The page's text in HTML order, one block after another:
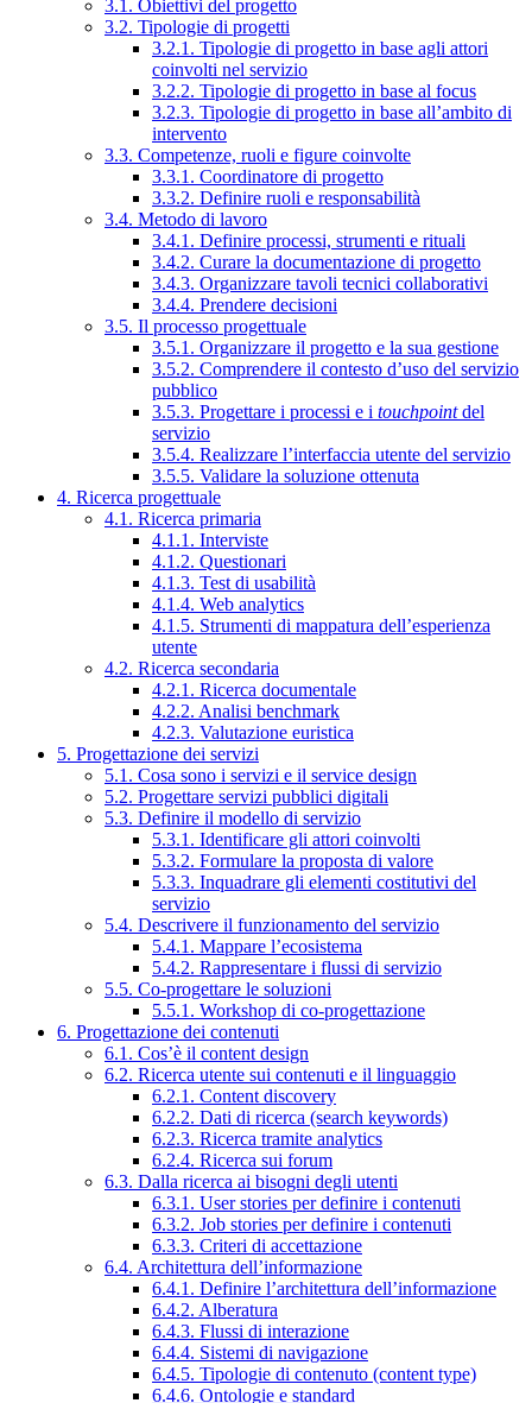
3.1. Obiettivi del progetto
3.2. Tipologie di progetti
3.2.1. Tipologie di progetto in base agli attori
coinvolti nel servizio
3.2.2. Tipologie di progetto in base al focus
3.2.3. Tipologie di progetto in base all’ambito di
intervento
3.3. Competenze, ruoli e figure coinvolte
3.3.1. Coordinatore di progetto
3.3.2. Definire ruoli e responsabilità
3.4. Metodo di lavoro
3.4.1. Definire processi, strumenti e rituali
3.4.2. Curare la documentazione di progetto
3.4.3. Organizzare tavoli tecnici collaborativi
3.4.4. Prendere decisioni
3.5. Il processo progettuale
3.5.1. Organizzare il progetto e la sua gestione
3.5.2. Comprendere il contesto d’uso del servizio
pubblico
3.5.3. Progettare i processi e i touchpointdel
servizio
3.5.4. Realizzare l’interfaccia utente del servizio
3.5.5. Validare la soluzione ottenuta
4. Ricerca progettuale
4.1. Ricerca primaria
4.1.1. Interviste
4.1.2. Questionari
4.1.3. Test di usabilità
4.1.4. Web analytics
4.1.5. Strumenti di mappatura dell’esperienza
utente
4.2. Ricerca secondaria
4.2.1. Ricerca documentale
4.2.2. Analisi benchmark
4.2.3. Valutazione euristica
5. Progettazione dei servizi
5.1. Cosa sono i servizi e il service design
5.2. Progettare servizi pubblici digitali
5.3. Definire il modello di servizio
5.3.1. Identificare gli attori coinvolti
5.3.2. Formulare la proposta di valore
5.3.3. Inquadrare gli elementi costitutivi del
servizio
5.4. Descrivere il funzionamento del servizio
5.4.1. Mappare l’ecosistema
5.4.2. Rappresentare i flussi di servizio
5.5. Co-progettare le soluzioni
5.5.1. Workshop di co-progettazione
6. Progettazione dei contenuti
6.1. Cos’è il content design
6.2. Ricerca utente sui contenuti e il linguaggio
6.2.1. Content discovery
6.2.2. Dati di ricerca (search keywords)
6.2.3. Ricerca tramite analytics
6.2.4. Ricerca sui forum
6.3. Dalla ricerca ai bisogni degli utenti
6.3.1. User stories per definire i contenuti
6.3.2. Job stories per definire i contenuti
6.3.3. Criteri di accettazione
6.4. Architettura dell’informazione
6.4.1. Definire l’architettura dell’informazione
6.4.2. Alberatura
6.4.3. Flussi di interazione
6.4.4. Sistemi di navigazione
6.4.5. Tipologie di contenuto (content type)
6.4.6. Ontologie e standard